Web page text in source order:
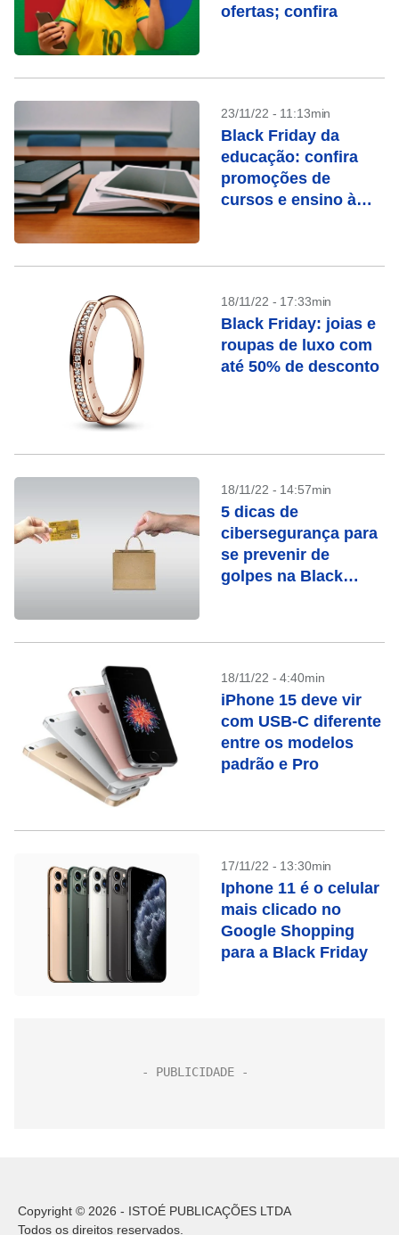
ofertas; confira
23/11/22 - 11:13min
Black Friday da
educação: confira
promoções de
cursos e ensino à
18/11/22 - 17:33min
Black Friday: joias e
roupas de luxo com
até 50% de desconto
18/11/22 - 14:57min
5 dicas de
cibersegurança para
se prevenir de
golpes na Black
18/11/22 - 4:40min
iPhone 15 deve vir
com USB-C diferente
entre os modelos
padrão e Pro
17/11/22 - 13:30min
Iphone 11 é o celular
mais clicado no
Google Shopping
para a Black Friday
Copyright © 2026 - ISTOÉ PUBLICAÇÕES LTDA
Todos os direitos reservados.